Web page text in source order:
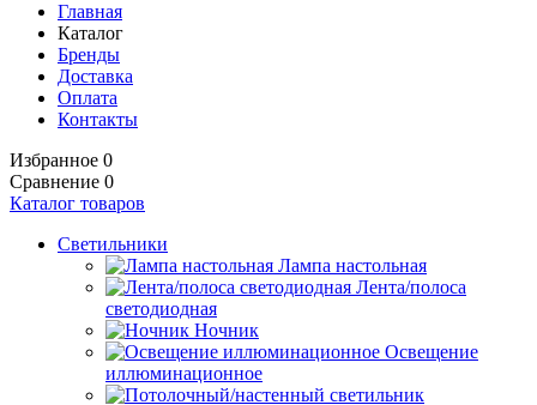
Главная
Каталог
Бренды
Доставка
Оплата
Контакты
Избранное 0
Сравнение 0
Каталог товаров
Светильники
Лампа настольная
Лента/полоса
светодиодная
Ночник
Освещение
иллюминационное